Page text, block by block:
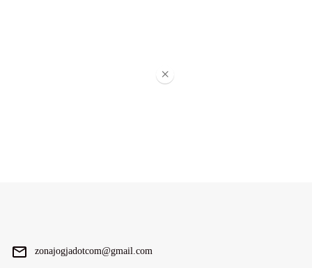
zonajogjadotcom@gmail.com
×